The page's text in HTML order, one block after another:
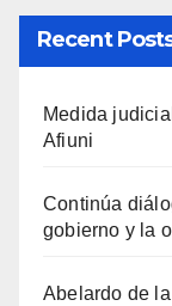
Recent
Medida
Afiuni
Continúa
gobierno y la
Abelardo de